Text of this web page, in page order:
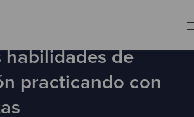
habilidades de
practicando con